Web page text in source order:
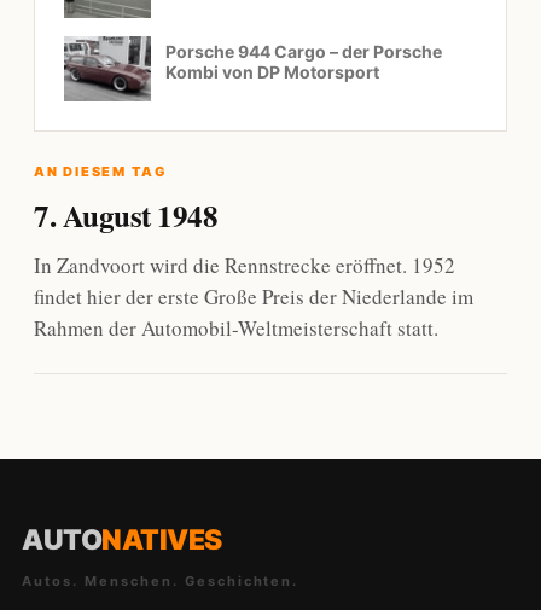
Porsche 944 Cargo – der Porsche
Kombi von DP Motorsport
AN DIESEM TAG
7. August 1948
In Zandvoort wird die Rennstrecke eröffnet. 1952
findet hier der erste Große Preis der Niederlande im
Rahmen der Automobil-Weltmeisterschaft statt.
AUTONATIVES
Autos. Menschen. Geschichten.